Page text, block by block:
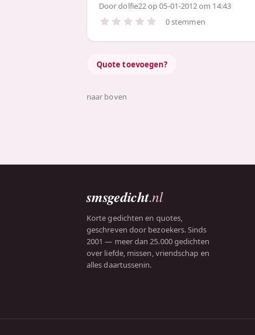
Doordolfie22op 05-01-2012 om 14:43
0 stemmen
Quote toevoegen?
naar boven
smsgedicht.nl
Korte gedichten en quotes,
geschreven door bezoekers. Sinds
2001 — meer dan 25.000 gedichten
over liefde, missen, vriendschap en
alles daartussenin.